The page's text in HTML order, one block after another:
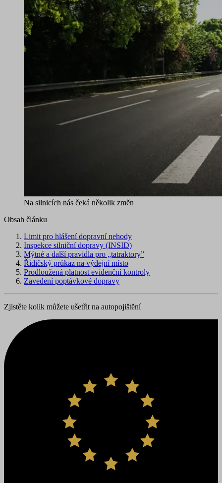
Na silnicích nás čeká několik změn
Obsah článku
Limit pro hlášení dopravní nehody
Inspekce silniční dopravy (INSID)
Mýtné a další pravidla pro „tatraktory”
Řidičský průkaz na výdejní místo
Prodloužená platnost evidenční kontroly
Zavedení poptávkové dopravy
Zjistěte kolik můžete ušetřit na autopojištění